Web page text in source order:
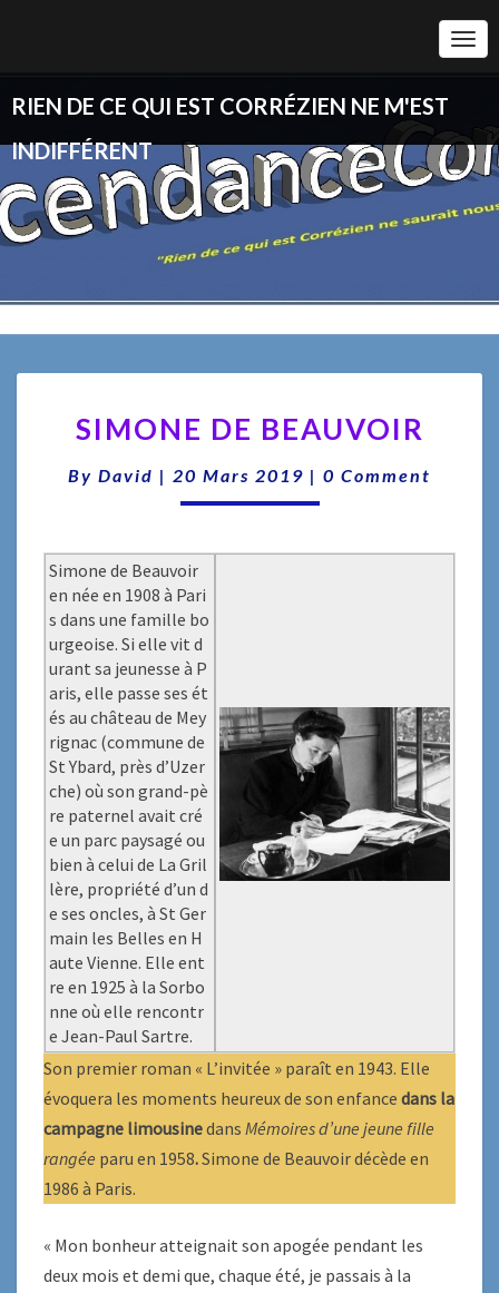
RIEN DE CE QUI EST CORRÉZIEN NE M'EST
INDIFFÉRENT
DE
SIMONE DE BEAUVOIR
By David | 20 Mars 2019 | Comments
0 Comment
Simone de Beauvoir
en née en 1908 à Pari
s dans une famille bo
urgeoise. Si elle vit d
urant sa jeunesse à P
aris, elle passe ses ét
és au château de Mey
rignac (commune de
St Ybard, près d’Uzer
che) où son grand-pè
re paternel avait cré
e un parc paysagé ou
bien à celui de La Gril
lère, propriété d’un d
e ses oncles, à St Ger
main les Belles en H
aute Vienne. Elle ent
re en 1925 à la Sorbo
nne où elle rencontr
e Jean-Paul Sartre.
Son premier roman « L’invitée » paraît en 1943. Elle
évoquera les moments heureux de son enfance dans la
campagne limousinedans Mémoires d’une jeune fille
rangée paru en 1958.Simone de Beauvoir décède en
1986 à Paris.
« Mon bonheur atteignait son apogée pendant les
deux mois et demi que, chaque été, je passais à la